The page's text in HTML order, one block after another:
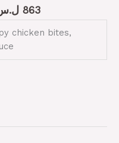
863
chicken bites,